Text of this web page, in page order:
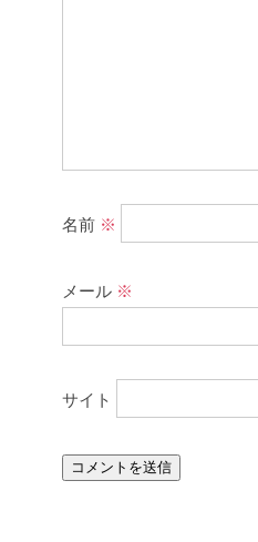
名前 ※
メール ※
サイト